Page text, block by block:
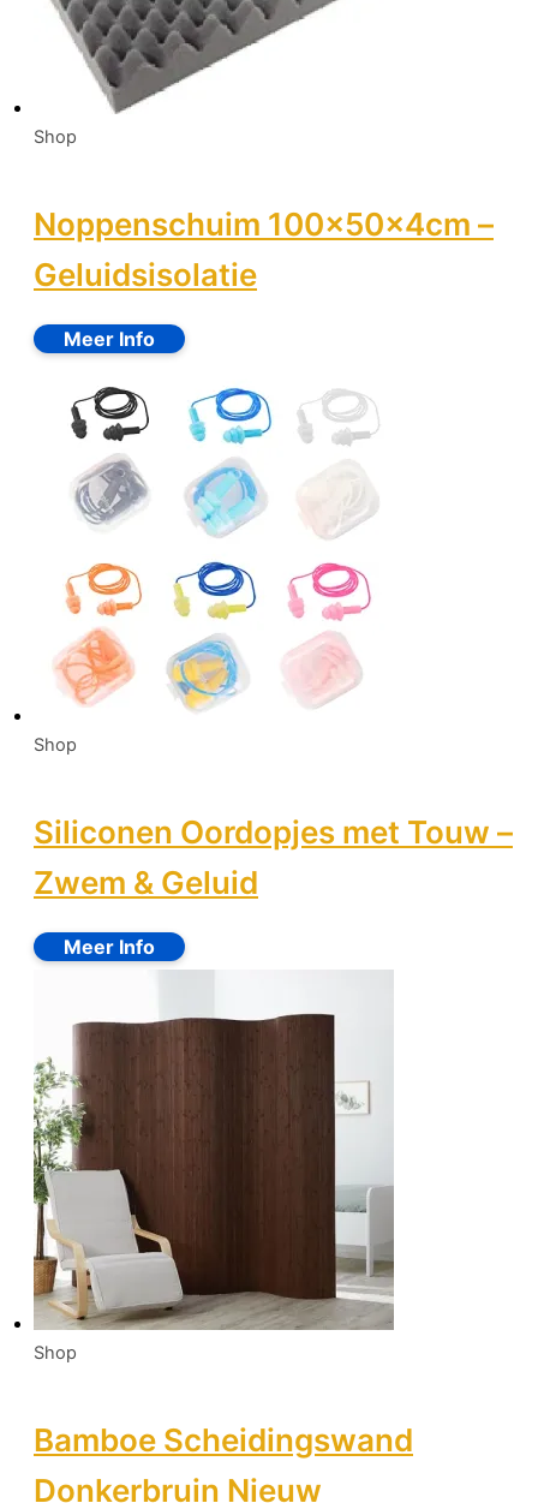
Shop
Noppenschuim 100x50x4cm –
Geluidsisolatie
Shop
Siliconen Oordopjes met Touw –
Zwem & Geluid
Shop
Bamboe Scheidingswand
Donkerbruin Nieuw